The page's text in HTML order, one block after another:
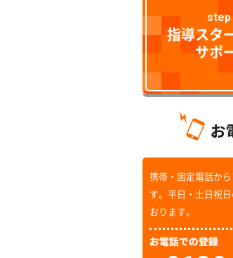
step
指導スタ
サポ
携帯・固定電話か
す。平日・土日祝
おります。